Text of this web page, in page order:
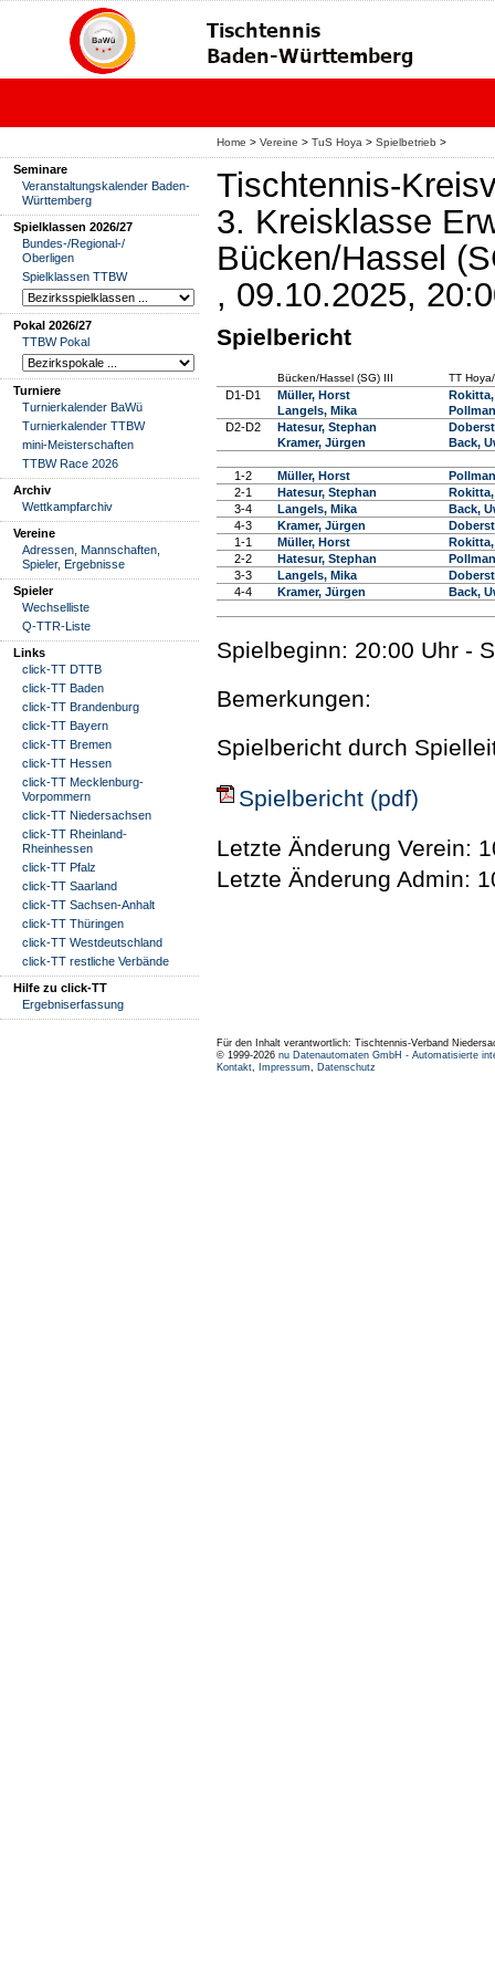
Home > Vereine > TuS Hoya > Spielbetrieb >
Seminare
Veranstaltungskalender Baden-
Württemberg
Spielklassen 2026/27
Bundes-/Regional-/
Oberligen
Spielklassen TTBW
Pokal 2026/27
TTBW Pokal
Turniere
Turnierkalender BaWü
Turnierkalender TTBW
mini-Meisterschaften
TTBW Race 2026
Archiv
Wettkampfarchiv
Vereine
Adressen, Mannschaften,
Spieler, Ergebnisse
Spieler
Wechselliste
Q-TTR-Liste
Links
click-TT DTTB
click-TT Baden
click-TT Brandenburg
click-TT Bayern
click-TT Bremen
click-TT Hessen
click-TT Mecklenburg-
Vorpommern
click-TT Niedersachsen
click-TT Rheinland-
Rheinhessen
click-TT Pfalz
click-TT Saarland
click-TT Sachsen-Anhalt
click-TT Thüringen
click-TT Westdeutschland
click-TT restliche Verbände
Hilfe zu click-TT
Ergebniserfassung
Tischtennis-
3. Kreisklasse
Bücken/Hassel
, 09.10.2025,
Spielbericht
Bücken/Hassel (SG) III TT
D1-D1
Müller, Horst
Langels, Mika
D2-D2
Hatesur, Stephan
Kramer, Jürgen
Back,
1-2 Müller, Horst
2-1
Hatesur, Stephan
3-4
Langels, Mika
Back,
4-3
Kramer, Jürgen
1-1
Müller, Horst
2-2
Hatesur, Stephan
3-3
Langels, Mika
4-4
Kramer, Jürgen Back,
Spielbeginn: 20:00 Uhr -
Bemerkungen:
Spielbericht durch
Spielbericht (pdf)
Letzte Änderung Verein:
Letzte Änderung Admin:
Für den Inhalt verantwortlich: Tischtennis-Verband
© 1999-2026 nu Datenautomaten GmbH - Automatisierte
Kontakt, Impressum, Datenschutz